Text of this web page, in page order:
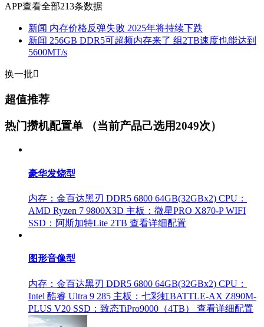
APP查看全部213条数据
新闻 内存价格反弹失败 2025年将持续下跌
新闻 256GB DDR5可超频内存来了 组2TB速度也能达到
5600MT/s
换一批
超值推荐
热门攒机配置单 （当前产品己选用2049次）
豪华发烧型
内存：金百达黑刃 DDR5 6800 64GB(32GBx2) CPU：
AMD Ryzen 7 9800X3D 主板：微星PRO X870-P WIFI
SSD：阿斯加特Lite 2TB 查看详细配置
图形音像型
内存：金百达黑刃 DDR5 6800 64GB(32GBx2) CPU：
Intel 酷睿 Ultra 9 285 主板：七彩虹BATTLE-AX Z890M-
PLUS V20 SSD：致态TiPro9000（4TB） 查看详细配置